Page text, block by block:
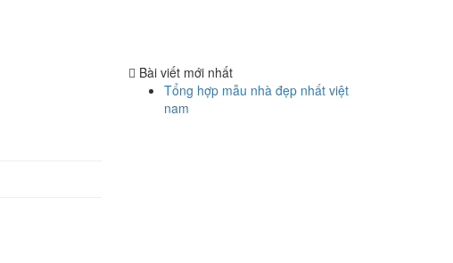
Bài viết mới nhất
Tổng hợp mẫu nhà đẹp nhất việt
nam